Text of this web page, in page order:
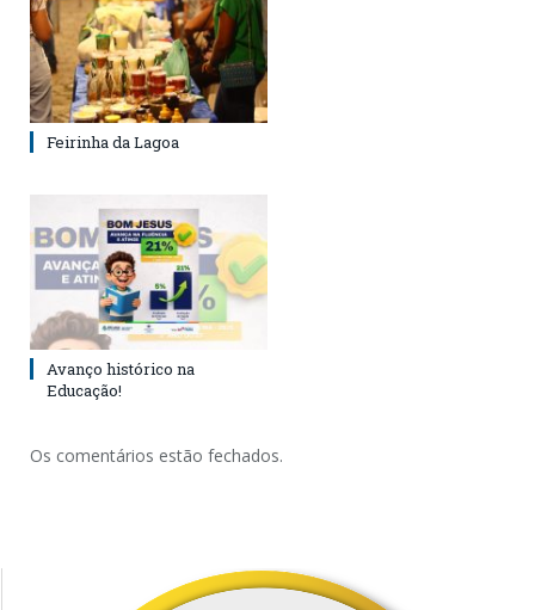
Feirinha da Lagoa
Avanço histórico na
Educação!
Os comentários estão fechados.